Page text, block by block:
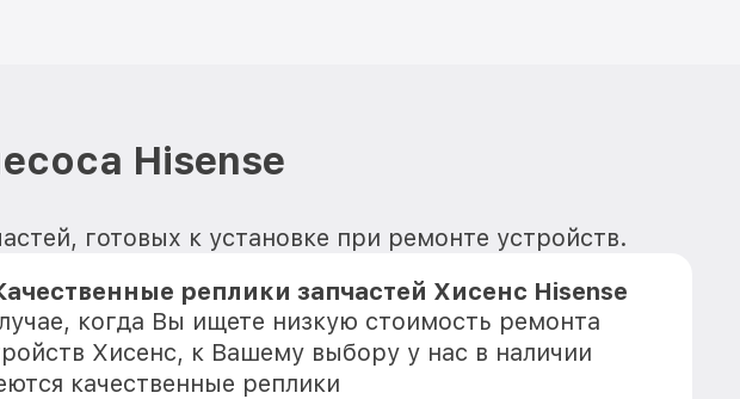
Hisense
готовых к установке при ремонте устройств.
реплики запчастей Хисенс Hisense
когда Вы ищете низкую стоимость ремонта
Хисенс, к Вашему выбору у нас в наличии
качественные реплики